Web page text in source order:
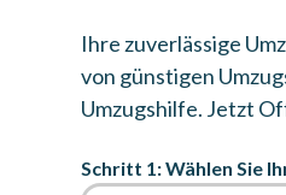
Ihre zuverlässige
von günstigen
Umzugshilfe. Jetzt
Schritt 1: Wählen Sie